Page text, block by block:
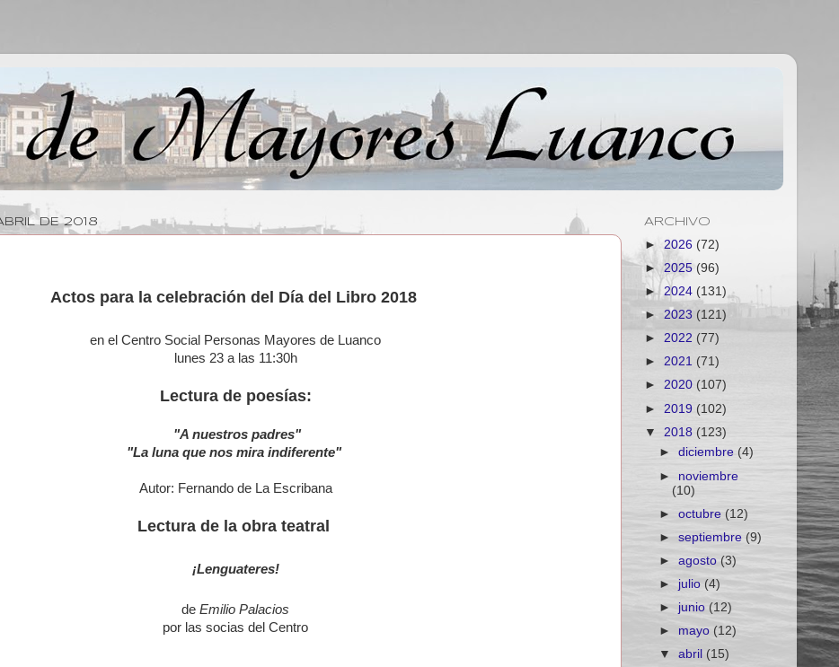
DE 2018
Actos para la celebración del Día del Libro 2018
en el Centro Social Personas Mayores de Luanco
lunes 23 a las 11:30h
Lectura de poesías:
"A nuestros padres"
"La luna que nos mira indiferente"
Autor: Fernando de La Escribana
Lectura de la obra teatral
¡Lenguateres!
de Emilio Palacios
por las socias del Centro
ARCHIVO
► 2026 (72)
► 2025 (96)
► 2024 (131)
► 2023 (121)
► 2022 (77)
► 2021 (71)
► 2020 (107)
► 2019 (102)
▼ 2018 (123)
►diciembre (4)
► noviembre
(10)
►octubre(12)
►septiembre(9)
►agosto(3)
► julio (4)
► junio (12)
► mayo (12)
▼abril(15)